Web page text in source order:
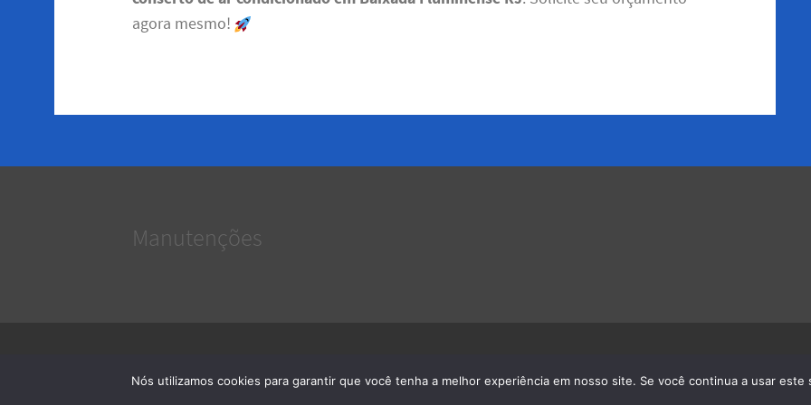
agora mesmo!
Manutenções
Nós utilizamos cookies para garantir que você tenha a melhor experiência em nosso site. Se você continua a usar